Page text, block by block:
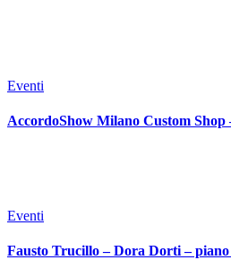
Eventi
AccordoShow Milano Custom
Eventi
Fausto Trucillo – Dora Dorti –